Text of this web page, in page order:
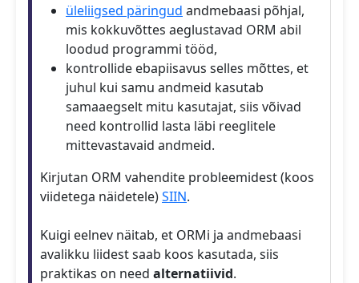
üleliigsed päringud andmebaasi põhjal,
mis kokkuvõttes aeglustavad ORM abil
loodud programmi tööd,
kontrollide ebapiisavus selles mõttes, et
juhul kui samu andmeid kasutab
samaaegselt mitu kasutajat, siis võivad
need kontrollid lasta läbi reeglitele
mittevastavaid andmeid.
Kirjutan ORM vahendite probleemidest (koos
viidetega näidetele)SIIN.
Kuigi eelnev näitab, et ORMi ja andmebaasi
avalikku liidest saab koos kasutada, siis
praktikas on need alternatiivid.